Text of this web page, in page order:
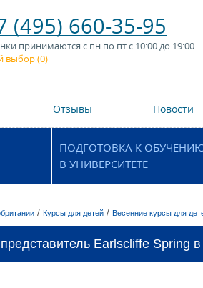
(495) 660-35-95
принимаются с пн по пт с 10:00 до 19:00
выбор (0)
Отзывы Новости
ПОДГОТОВКА К
В УНИВЕРСИТЕТЕ
/ Курсы для детей / Весенние курсы для
Earlscliffe Spring в